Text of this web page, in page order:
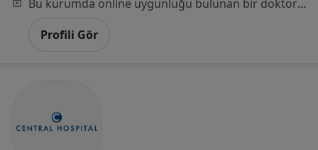
Bu kurumda online uygunluğu bulunan bir doktor veya uzman bulunamadı
Profili Gör